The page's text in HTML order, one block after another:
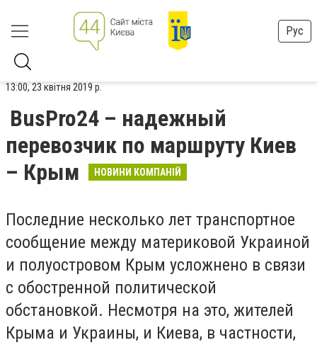
Рус
13:00, 23 квітня 2019 р.
BusPro24 – надежный
перевозчик по маршруту Киев
– Крым
НОВИНИ КОМПАНІЙ
Последние несколько лет транспортное
сообщение между материковой Украиной
и полуостровом Крым усложнено в связи
с обостренной политической
обстановкой. Несмотря на это, жителей
Крыма и Украины, и Киева, в частности,